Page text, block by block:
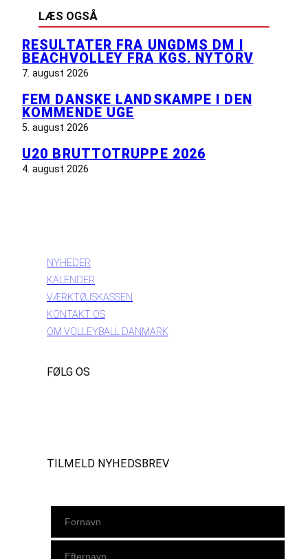
LÆS OGSÅ
RESULTATER FRA UNGDMS DM I
BEACHVOLLEY FRA KGS. NYTORV
7. august 2026
FEM DANSKE LANDSKAMPE I DEN
KOMMENDE UGE
5. august 2026
U20 BRUTTOTRUPPE 2026
4. august 2026
NYHEDER
KALENDER
VÆRKTØJSKASSEN
KONTAKT OS
OM VOLLEYBALL DANMARK
FØLG OS
TILMELD NYHEDSBREV